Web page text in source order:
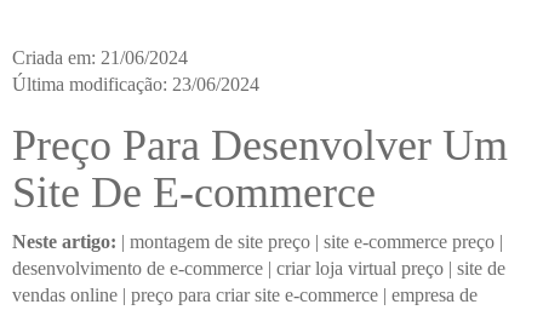
Criada em: 21/06/2024
Última modificação: 23/06/2024
Preço Para Desenvolver Um
Site De E-commerce
Neste artigo: | montagem de site preço | site e-commerce preço |
desenvolvimento de e-commerce | criar loja virtual preço | site de
vendas online | preço para criar site e-commerce | empresa de